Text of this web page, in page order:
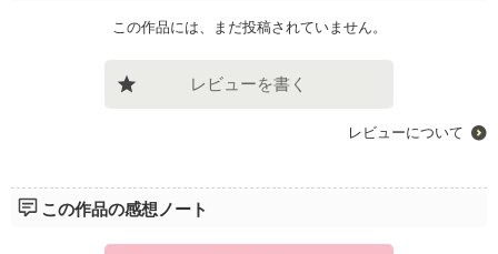
この作品には、まだ投稿されていません。
レビューを書く
レビューについて
この作品の感想ノート